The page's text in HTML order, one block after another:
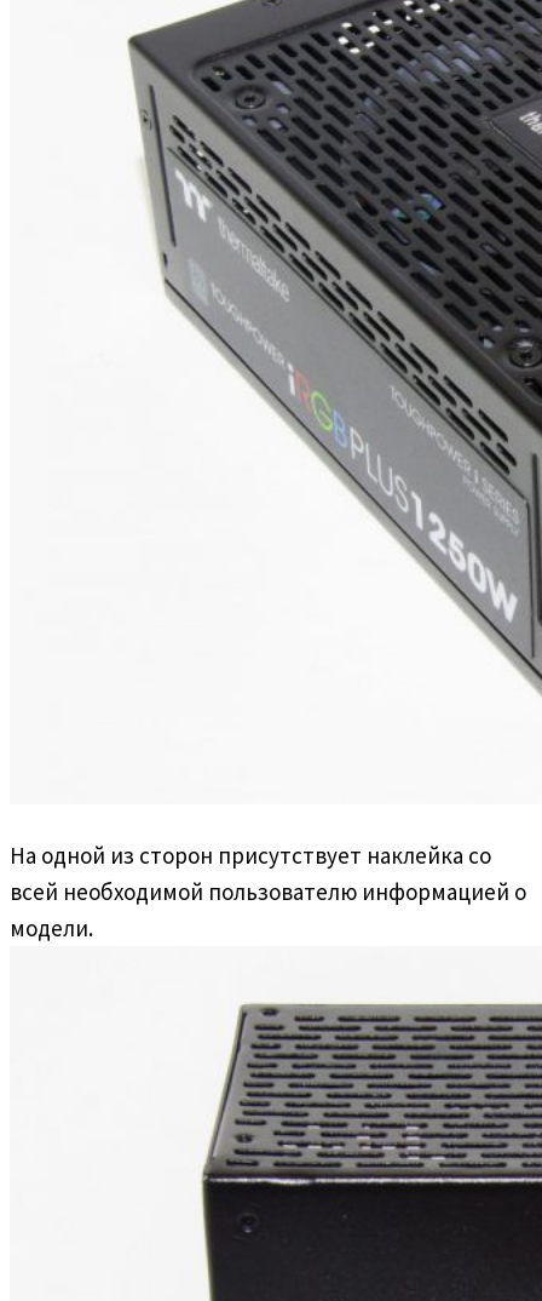
На одной из сторон присутствует наклейка со
всей необходимой пользователю информацией о
модели.